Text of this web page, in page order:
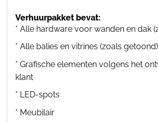
Verhuurpakket bevat:
* Alle hardware voor wanden en dak
* Alle balies en vitrines (zoals getoond)
* Grafische elementen volgens het
klant
* LED-spots
* Meubilair